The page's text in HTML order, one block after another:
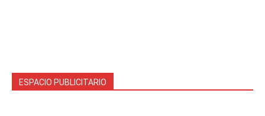
ESPACIO PUBLICITARIO